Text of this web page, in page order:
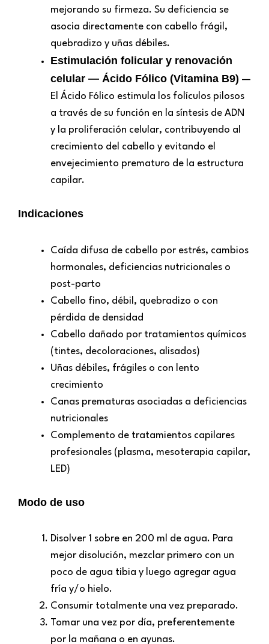
mejorando su firmeza. Su deficiencia se
asocia directamente con cabello frágil,
quebradizo y uñas débiles.
Estimulación folicular y renovación
celular — Ácido Fólico (Vitamina B9) —
El Ácido Fólico estimula los folículos pilosos
a través de su función en la síntesis de ADN
y la proliferación celular, contribuyendo al
crecimiento del cabello y evitando el
envejecimiento prematuro de la estructura
capilar.
Indicaciones
Caída difusa de cabello por estrés, cambios
hormonales, deficiencias nutricionales o
post-parto
Cabello fino, débil, quebradizo o con
pérdida de densidad
Cabello dañado por tratamientos químicos
(tintes, decoloraciones, alisados)
Uñas débiles, frágiles o con lento
crecimiento
Canas prematuras asociadas a deficiencias
nutricionales
Complemento de tratamientos capilares
profesionales (plasma, mesoterapia capilar,
LED)
Modo de uso
Disolver 1 sobre en 200 ml de agua. Para
mejor disolución, mezclar primero con un
poco de agua tibia y luego agregar agua
fría y/o hielo.
Consumir totalmente una vez preparado.
Tomar una vez por día, preferentemente
por la mañana o en ayunas.